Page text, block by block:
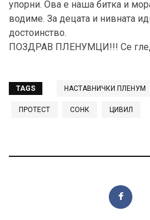
упорни. Ова е наша битка и
водиме. За децата и нивната
достоинство.
ПОЗДРАВ ПЛЕНУМЦИ!!! Се
TAGS НАСТАВНИЧКИ ПЛЕНУМ
ПРОТЕСТ СОНК ЦИВИЛ